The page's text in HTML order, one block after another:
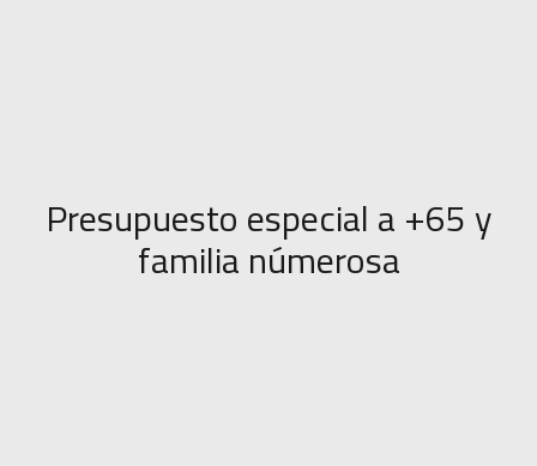
Presupuesto especial a +65 y
familia númerosa